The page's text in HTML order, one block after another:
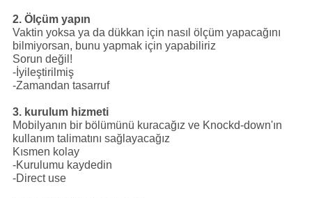
2. Ölçüm yapın
Vaktin yoksa ya da dükkan için nasıl ölçüm yapacağını
bilmiyorsan, bunu yapmak için yapabiliriz
Sorun değil!
-İyileştirilmiş
-Zamandan tasarruf
3. kurulum hizmeti
Mobilyanın bir bölümünü kuracağız ve Knockd-down'ın
kullanım talimatını sağlayacağız
Kısmen kolay
-Kurulumu kaydedin
-Direct use